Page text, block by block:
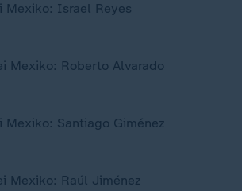
Mexiko: Israel Reyes
Mexiko: Roberto Alvarado
Mexiko: Santiago Giménez
Mexiko: Raúl Jiménez